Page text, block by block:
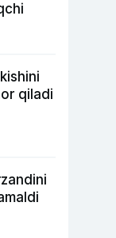
qiladi